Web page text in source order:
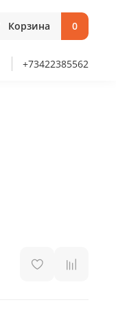
Корзина 0
+73422385562